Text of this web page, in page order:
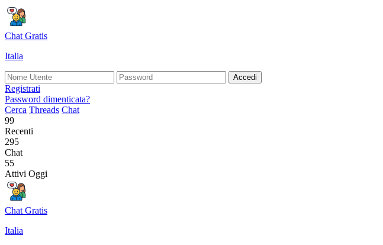
Chat Gratis
Italia
Accedi
Registrati
Password dimenticata?
Cerca Threads Chat
99
Recenti
295
Chat
55
Attivi Oggi
Chat Gratis
Italia